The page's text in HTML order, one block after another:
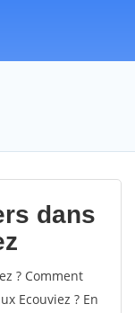
dans
? Comment
Ecouviez ? En